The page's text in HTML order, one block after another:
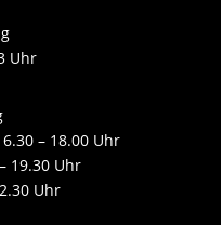
Uhr
– 18.00 Uhr
19.30 Uhr
Uhr